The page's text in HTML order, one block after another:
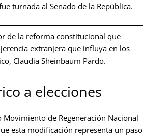
turnada al Senado de la República.
de la reforma constitucional que
extranjera que influya en los
Claudia Sheinbaum Pardo.
a elecciones
de Regeneración Nacional
esta modificación representa un paso